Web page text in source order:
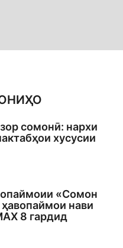
сомонӣ: нархи
хусусии
«Сомон
нави
8 гардид